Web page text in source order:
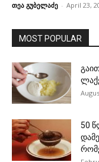
თეა გუბელაძე - April 23,
MOST POPULAR
50